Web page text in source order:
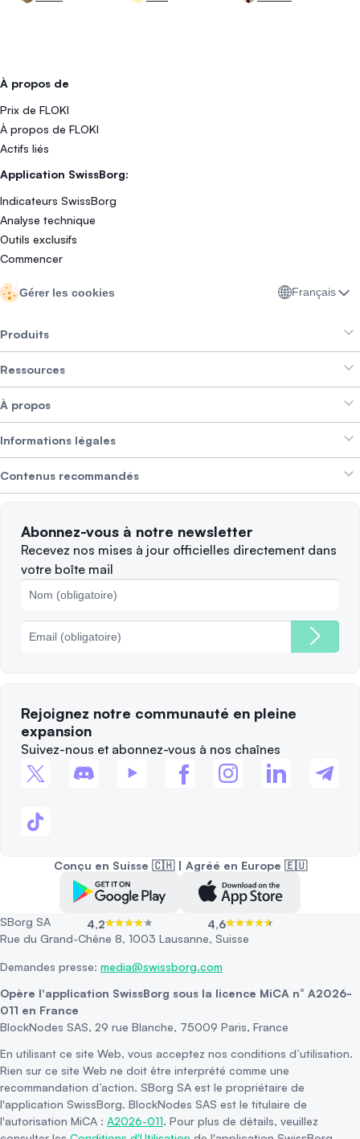
À propos de
Prix de FLOKI
À propos de FLOKI
Actifs liés
Application SwissBorg:
Indicateurs SwissBorg
Analyse technique
Outils exclusifs
Commencer
Gérer les cookies Français
Produits
Smart Exchange
Crypto Bundles
Gagner des revenus
Alpha Deals
Ressources
Aide et support
Brand kit
À propos
À propos de SwissBorg
Offres d’emploi NOUS RECRUTONS
Informations légales
Politique de confidentialité
Plaintes
Politique des cookies
Contenus recommandés
Quand vendre ?
Principales blockchains
Abonnez-vous à notre newsletter
Recevez nos mises à jour officielles directement dans
votre boîte mail
Rejoignez notre communauté en pleine
expansion
Suivez-nous et abonnez-vous à nos chaînes
Conçu en Suisse 🇨🇭 | Agréé en Europe 🇪🇺
4,2 4,6
SBorg SA
Rue du Grand-Chêne 8, 1003 Lausanne, Suisse
Demandes presse: media@swissborg.com
Opère l'application SwissBorg sous la licence MiCA n° A2026-
011 en France
BlockNodes SAS, 29 rue Blanche, 75009 Paris, France
En utilisant ce site Web, vous acceptez nos conditions d’utilisation.
Rien sur ce site Web ne doit être interprété comme une
recommandation d’action. SBorg SA est le propriétaire de
l'application SwissBorg. BlockNodes SAS est le titulaire de
l'autorisation MiCA : A2026-011. Pour plus de détails, veuillez